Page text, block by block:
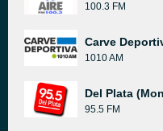
100.3 FM
Carve
1010 AM
Del Plata
95.5 FM